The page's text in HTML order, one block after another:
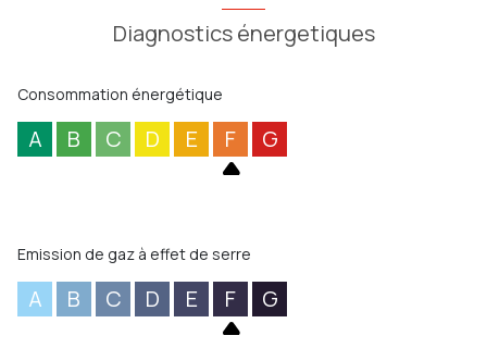
Diagnostics énergetiques
Consommation énergétique
A B C D E F G
Emission de gaz à effet de serre
A B C D E F G